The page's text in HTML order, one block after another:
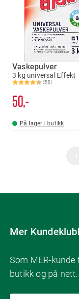
Vaskepulver
3 kg universal Effekt
Karakter:
(58)
4.5 av 5 mulige
50,-
På lager i butikk
Mer
Som MER-kunde
butikk og på nett.